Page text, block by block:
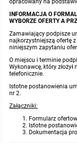
opracowany na
INFORMACJA O
WYBORZE OFERTY A
Zamawiający podpisze
najkorzystniejszą ofertę
niniejszym zapytaniu
O miejscu i terminie
Wykonawcę, który
telefonicznie.
Istotne postanowienia
nr 2.
Załączniki:
Formularz
Istotne
Dokumentacja